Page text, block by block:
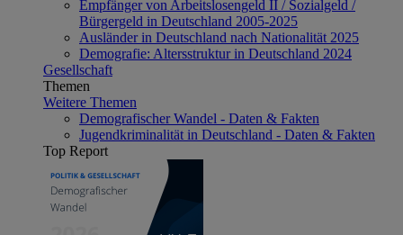
Empfänger von Arbeitslosengeld II / Sozialgeld /
Bürgergeld in Deutschland 2005-2025
Ausländer in Deutschland nach Nationalität 2025
Demografie: Altersstruktur in Deutschland 2024
Gesellschaft
Themen
Weitere Themen
Demografischer Wandel - Daten & Fakten
Jugendkriminalität in Deutschland - Daten & Fakten
Top Report